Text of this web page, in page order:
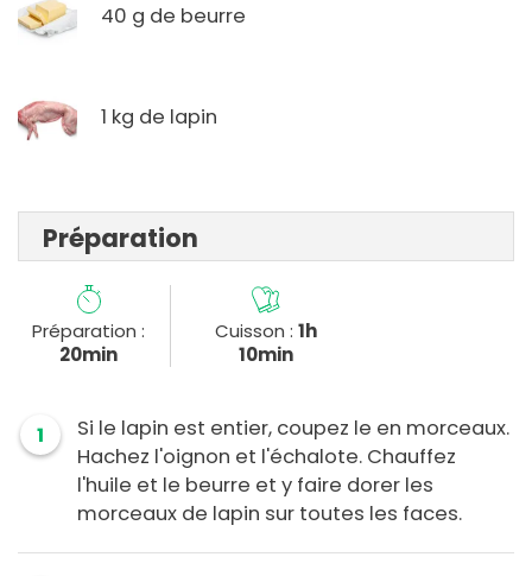
40 g de beurre
1 kg de lapin
Préparation
Préparation :
20min
Cuisson : 1h
10min
1
Si le lapin est entier, coupez le en morceaux.
Hachez l'oignon et l'échalote. Chauffez
l'huile et le beurre et y faire dorer les
morceaux de lapin sur toutes les faces.